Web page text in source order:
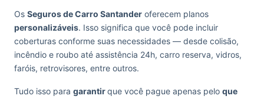
Os Seguros de Carro Santander oferecem planos
personalizáveis. Isso significa que você pode incluir
coberturas conforme suas necessidades — desde colisão,
incêndio e roubo até assistência 24h, carro reserva, vidros,
faróis, retrovisores, entre outros.
Tudo isso para garantirque você pague apenas pelo que